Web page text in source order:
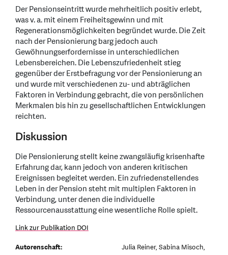
Der Pensionseintritt wurde mehrheitlich positiv erlebt,
was v. a. mit einem Freiheitsgewinn und mit
Regenerationsmöglichkeiten begründet wurde. Die Zeit
nach der Pensionierung barg jedoch auch
Gewöhnungserfordernisse in unterschiedlichen
Lebensbereichen. Die Lebenszufriedenheit stieg
gegenüber der Erstbefragung vor der Pensionierung an
und wurde mit verschiedenen zu- und abträglichen
Faktoren in Verbindung gebracht, die von persönlichen
Merkmalen bis hin zu gesellschaftlichen Entwicklungen
reichten.
Diskussion
Die Pensionierung stellt keine zwangsläufig krisenhafte
Erfahrung dar, kann jedoch von anderen kritischen
Ereignissen begleitet werden. Ein zufriedenstellendes
Leben in der Pension steht mit multiplen Faktoren in
Verbindung, unter denen die individuelle
Ressourcenausstattung eine wesentliche Rolle spielt.
Link zur Publikation DOI
Autorenschaft:
Julia Reiner, Sabina Misoch,